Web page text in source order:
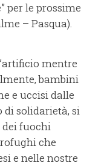
per le prossime
– Pasqua).
mentre
bambini
e uccisi dalle
di solidarietà, si
fuochi
che
e nelle nostre